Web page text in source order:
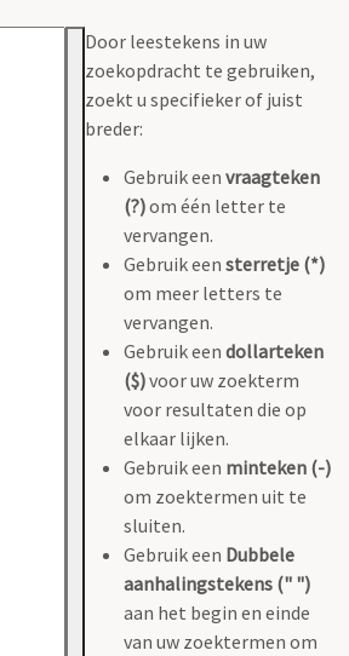
Door leestekens in uw
zoekopdracht te gebruiken,
zoekt u specifieker of juist
breder:
Gebruik een vraagteken
(?)om één letter te
vervangen.
Gebruik een sterretje (*)
om meer letters te
vervangen.
Gebruik een dollarteken
($)voor uw zoekterm
voor resultaten die op
elkaar lijken.
Gebruik een minteken (-)
om zoektermen uit te
sluiten.
Gebruik een Dubbele
aanhalingstekens (" ")
aan het begin en einde
van uw zoektermen om